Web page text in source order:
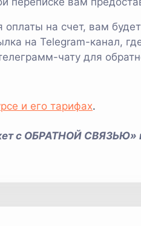
оплаты на счет, вам
на Telegram-канал,
чату для
и его тарифах.
с ОБРАТНОЙ СВЯЗЬЮ»